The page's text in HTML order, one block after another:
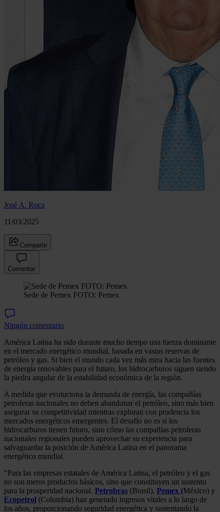
José A. Roca
11/03/2025
Compartir
Comentar
Sede de Pemex FOTO: Pemex
Ningún comentario
América Latina ha sido durante mucho tiempo una fuerza dominante
en el mercado energético mundial, basada en vastas reservas de
petróleo y gas. Si bien el mundo cada vez más mira hacia las fuentes
de energía renovables para el futuro, los hidrocarburos siguen siendo
la piedra angular de la estabilidad económica de la región.
A medida que evoluciona la demanda de energía, las compañías
petroleras nacionales no deben abandonar el petróleo, sino más bien
asegurar su competitividad mientras exploran con prudencia los
mercados energéticos emergentes. El desafío no es si los
hidrocarburos tienen futuro, sino cómo las compañías petroleras
nacionales regionales pueden aprovechar su experiencia para
salvaguardar la posición de América Latina en el panorama
energético mundial.
“Para las empresas estatales de América Latina, el petróleo y el gas
no son meros productos básicos, sino que constituyen un sustento
para la prosperidad nacional. Petrobras (Brasil), Pemex (México) y
Ecopetrol (Colombia) han generado ingresos vitales a lo largo de
los años, proporcionando seguridad energética y sustentando la